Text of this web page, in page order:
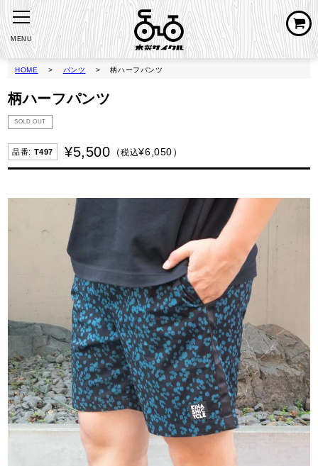
MENU
HOME パンツ 柄ハーフパンツ
柄ハーフパンツ
SOLD OUT
T497 ¥5,500 ¥6,050
税込